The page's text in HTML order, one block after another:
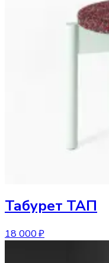
Табурет ТАП
18 000 ₽